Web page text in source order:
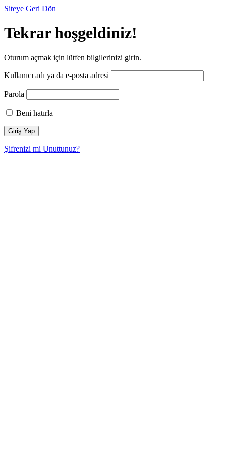
Siteye Geri Dön
Tekrar hoşgeldiniz!
Oturum açmak için lütfen bilgilerinizi girin.
Kullanıcı adı ya da e-posta adresi
Parola
Beni hatırla
Şifrenizi mi Unuttunuz?